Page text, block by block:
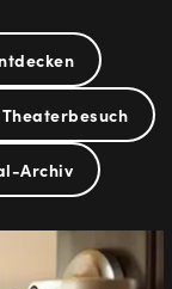
Archiv